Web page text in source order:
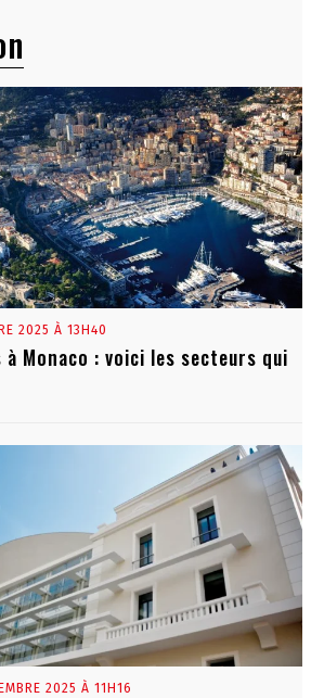
2025 À 13H40
à Monaco : voici les secteurs qui
2025 À 11H16